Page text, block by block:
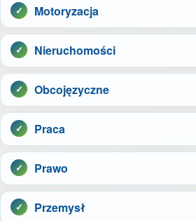
Motoryzacja
Nieruchomości
Obcojęzyczne
Praca
Prawo
Przemysł